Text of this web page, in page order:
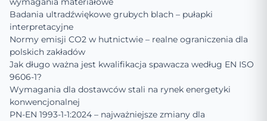
Badania ultradźwiękowe grubych blach – pułapki
interpretacyjne
Normy emisji CO2 w hutnictwie – realne ograniczenia dla
polskich zakładów
Jak długo ważna jest kwalifikacja spawacza według EN ISO
9606-1?
Wymagania dla dostawców stali na rynek energetyki
konwencjonalnej
PN-EN 1993-1-1:2024 – najważniejsze zmiany dla